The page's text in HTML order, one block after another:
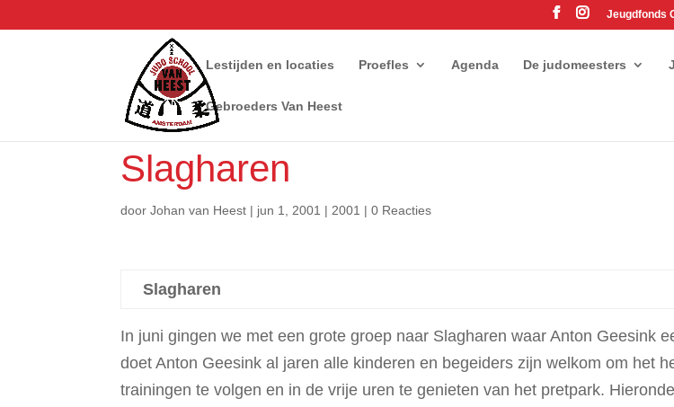
Jeugdfonds
Lestijden en locaties Proefles Agenda De judomeesters
Gebroeders Van Heest
Slagharen
doorJohan van Heest | jun 1, 2001 | 2001 |0 Reacties
Slagharen
In juni gingen we met een grote groep naar Slagharen waar Anton Geesink
doet Anton Geesink al jaren alle kinderen en begeiders zijn welkom om het
trainingen te volgen en in de vrije uren te genieten van het pretpark.